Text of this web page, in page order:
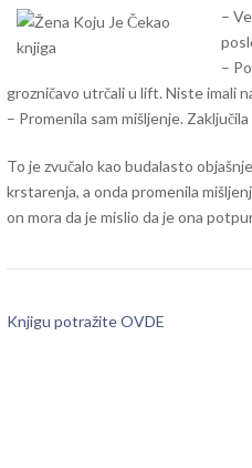
–
–
grozničavo utrčali u lift. Niste imali
– Promenila sam mišljenje.
To je zvučalo kao budalasto
krstarenja, a onda promenila
on mora da je mislio da je ona
Knjigu potražite OVDE